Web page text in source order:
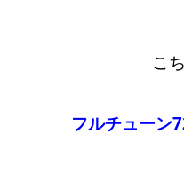
こ
フルチューン